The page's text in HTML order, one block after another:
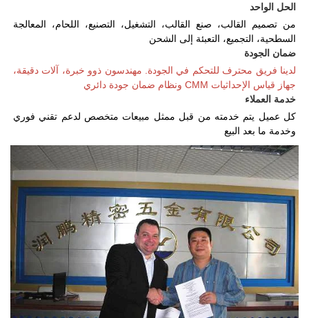
الحل الواحد
من تصميم القالب، صنع القالب، التشغيل، التصنيع، اللحام، المعالجة
السطحية، التجميع، التعبئة إلى الشحن
ضمان الجودة
لدينا فريق محترف للتحكم في الجودة. مهندسون ذوو خبرة، آلات دقيقة،
جهاز قياس الإحداثيات CMM ونظام ضمان جودة دائري
خدمة العملاء
وخدمة ما بعد البيع